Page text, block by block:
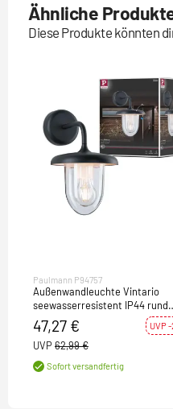
Ähnliche
Diese Produkte könnten
Paulmann P94757
Außenwandleuchte Vintario
seewasserresistent IP44 rund
180x250mm max. 20W 230V
Anthrazit Aluminium
47,27 € UVP
UVP 62,99 €
Sofort versandfertig